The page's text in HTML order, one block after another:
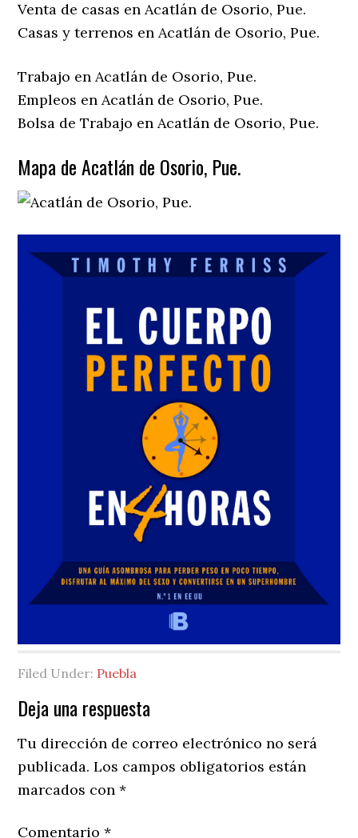
Venta de casas en Acatlán de Osorio, Pue.
Casas y terrenos en Acatlán de Osorio, Pue.
Trabajo en Acatlán de Osorio, Pue.
Empleos en Acatlán de Osorio, Pue.
Bolsa de Trabajo en Acatlán de Osorio, Pue.
Mapa de Acatlán de Osorio, Pue.
Filed Under: Puebla
Reader
Interactions
Deja una respuesta
Tu dirección de correo electrónico no será
publicada. Los campos obligatorios están
marcados con*
Comentario*